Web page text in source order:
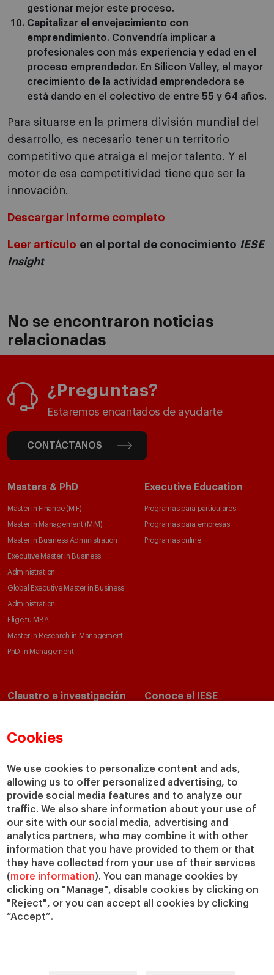
Cookies
We use cookies to personalize content and ads,
allowing us to offer personalized advertising, to
provide social media features and to analyze our
traffic. We also share information about your use of
our site with our social media, advertising and
analytics partners, who may combine it with other
information that you have provided to them or that
they have collected from your use of their services
(more information). You can manage cookies by
clicking on "Manage", disable cookies by clicking on
"Reject", or you can accept all cookies by clicking
“Accept”.
gestionar mejor este proceso.
Capitalizar el envejecimiento con
emprendimiento. Convendría implicar a
profesionales con más experiencia y edad en el
proceso emprendedor. En Silicon Valley, el mayor
crecimiento de la actividad emprendedora se
está dando en el colectivo de entre 55 y 64 años.
Para situarse en la primera división mundial del
desarrollo, es necesario tener un territorio
competitivo que atraiga el mejor talento. Y el
motor de esa competitividad tiene que ser la
innovación.
Descargar informe completo
Leer artículo en el portal de conocimiento IESE
Insight
No se encontraron noticias
relacionadas
¿Preguntas?
Estaremos encantados de ayudarte
CONTÁCTANOS
Masters & PhD
Master in Finance (MiF)
Master in Management (MiM)
Master in Business Administration
Executive Master in Business
Administration
Global Executive Master in Business
Administration
Elige tu MBA
Master in Research in Management
PhD in Management
Executive Education
Programas para particulares
Programas para empresas
Programas online
Claustro e investigación
Departamentos académicos
Cátedras
IESE Insight
IESE Publishing
Conoce el IESE
Nuestro impacto
Colabora con el IESE
Servicios
Biblioteca
Canal de Compliance
Capellanía
IESE Shop
Jobs @IESE
Préstamos y becas